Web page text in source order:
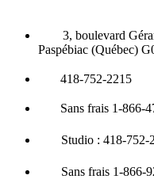
3, boulevard
Paspébiac (Québec)
418-752-2215
Sans frais 1-866-
Studio : 418-752-
Sans frais 1-866-